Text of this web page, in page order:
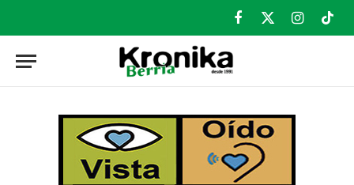
Facebook
X
Instagram